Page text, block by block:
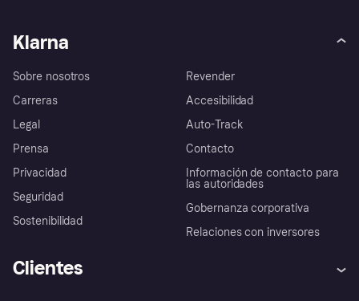
Klarna
Sobre nosotros
Carreras
Legal
Prensa
Privacidad
Seguridad
Sostenibilidad
Revender
Accesibilidad
Auto-Track
Contacto
Información de contacto para
las autoridades
Gobernanza corporativa
Relaciones con inversores
Clientes